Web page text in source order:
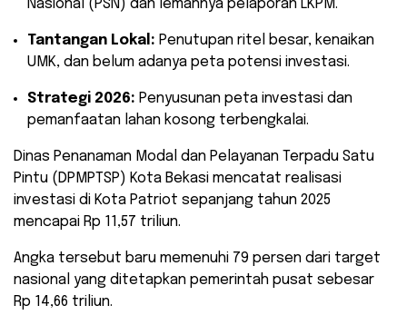
Nasional (PSN) dan lemahnya pelaporan LKPM.
Tantangan Lokal: Penutupan ritel besar, kenaikan
UMK, dan belum adanya peta potensi investasi.
Strategi 2026: Penyusunan peta investasi dan
pemanfaatan lahan kosong terbengkalai.
Dinas Penanaman Modal dan Pelayanan Terpadu Satu
Pintu (DPMPTSP) Kota Bekasi mencatat realisasi
investasi di Kota Patriot sepanjang tahun 2025
mencapai Rp 11,57 triliun.
Angka tersebut baru memenuhi 79 persen dari target
nasional yang ditetapkan pemerintah pusat sebesar
Rp 14,66 triliun.